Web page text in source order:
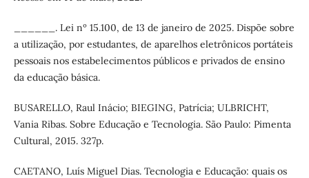
______. Lei nº 15.100, de 13 de janeiro de 2025. Dispõe sobre
a utilização, por estudantes, de aparelhos eletrônicos portáteis
pessoais nos estabelecimentos públicos e privados de ensino
da educação básica.
BUSARELLO, Raul Inácio; BIEGING, Patrícia; ULBRICHT,
Vania Ribas. Sobre Educação e Tecnologia. São Paulo: Pimenta
Cultural, 2015. 327p.
CAETANO, Luís Miguel Dias. Tecnologia e Educação: quais os